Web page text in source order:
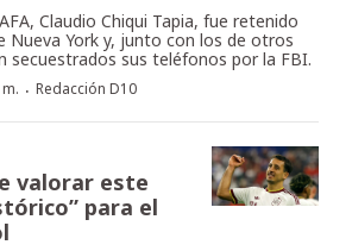
Claudio Chiqui Tapia, fue retenido
Nueva York y, junto con los de otros
secuestrados sus teléfonos por la FBI.
· Redacción D10
valorar este
para el